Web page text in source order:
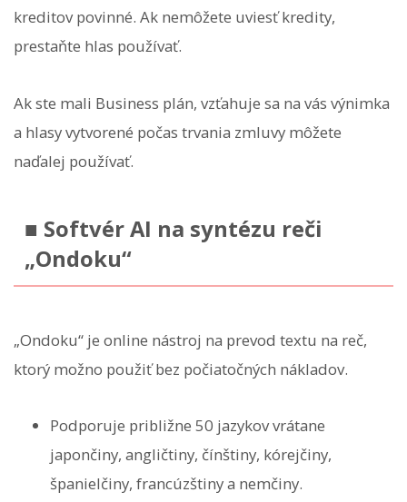
kreditov povinné. Ak nemôžete uviesť kredity,
prestaňte hlas používať.
Ak ste mali Business plán, vzťahuje sa na vás výnimka
a hlasy vytvorené počas trvania zmluvy môžete
naďalej používať.
■ Softvér AI na syntézu reči
„Ondoku“
„Ondoku“ je online nástroj na prevod textu na reč,
ktorý možno použiť bez počiatočných nákladov.
Podporuje približne 50 jazykov vrátane
japončiny, angličtiny, čínštiny, kórejčiny,
španielčiny, francúzštiny a nemčiny.